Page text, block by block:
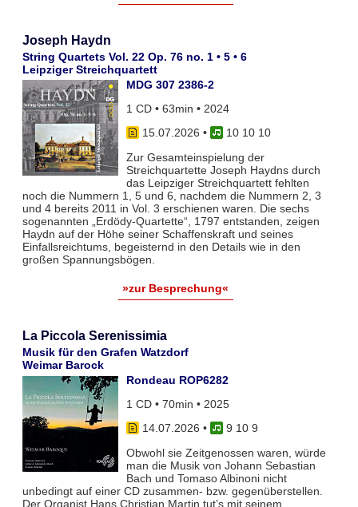
Joseph Haydn
String Quartets Vol. 22 Op. 76 no. 1 • 5 • 6
Leipziger Streichquartett
MDG 307 2386-2
1 CD • 63min • 2024
15.07.2026 •
10 10 10
Zur Gesamteinspielung der
Streichquartette Joseph Haydns durch
das Leipziger Streichquartett fehlten
noch die Nummern 1, 5 und 6, nachdem die Nummern 2, 3
und 4 bereits 2011 in Vol. 3 erschienen waren. Die sechs
sogenannten „Erdödy-Quartette“, 1797 entstanden, zeigen
Haydn auf der Höhe seiner Schaffenskraft und seines
Einfallsreichtums, begeisternd in den Details wie in den
großen Spannungsbögen.
»zur Besprechung«
La Piccola Serenissimia
Musik für den Grafen Watzdorf
Weimar Barock
Rondeau ROP6282
1 CD • 70min • 2025
14.07.2026 •
9 10 9
Obwohl sie Zeitgenossen waren, würde
man die Musik von Johann Sebastian
Bach und Tomaso Albinoni nicht
unbedingt auf einer CD zusammen- bzw. gegenüberstellen.
Der Organist Hans Christian Martin tut’s mit seinem